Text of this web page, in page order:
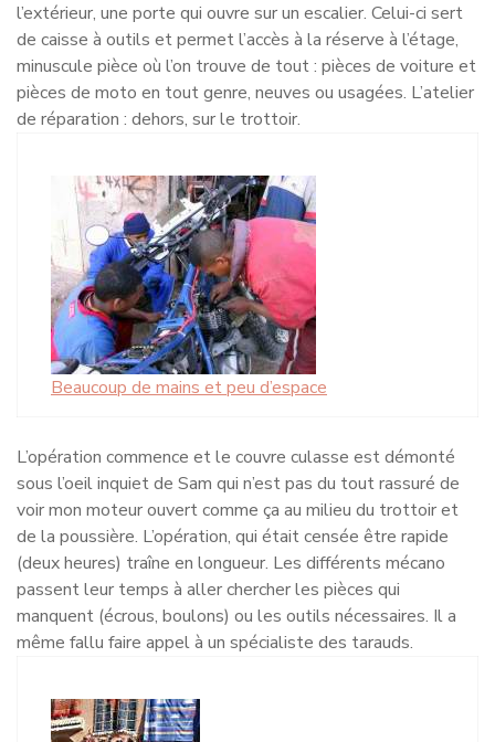
l’extérieur, une porte qui ouvre sur un escalier. Celui-ci sert
de caisse à outils et permet l’accès à la réserve à l’étage,
minuscule pièce où l’on trouve de tout : pièces de voiture et
pièces de moto en tout genre, neuves ou usagées. L’atelier
de réparation : dehors, sur le trottoir.
Beaucoup de mains et peu d’espace
L’opération commence et le couvre culasse est démonté
sous l’oeil inquiet de Sam qui n’est pas du tout rassuré de
voir mon moteur ouvert comme ça au milieu du trottoir et
de la poussière. L’opération, qui était censée être rapide
(deux heures) traîne en longueur. Les différents mécano
passent leur temps à aller chercher les pièces qui
manquent (écrous, boulons) ou les outils nécessaires. Il a
même fallu faire appel à un spécialiste des tarauds.